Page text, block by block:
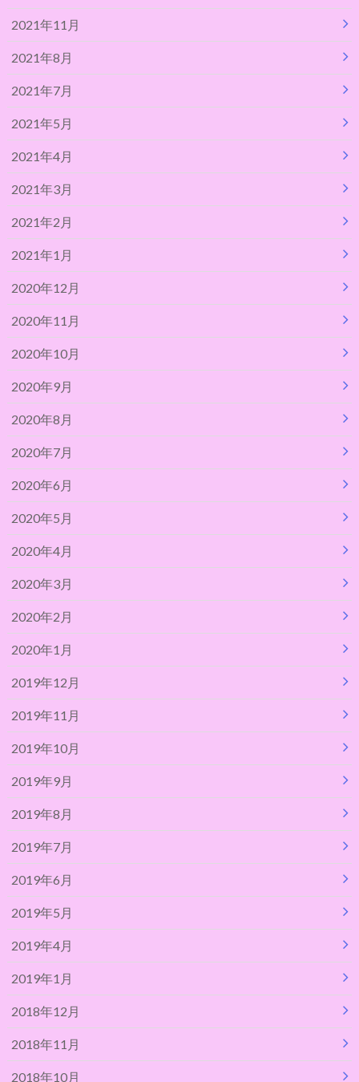
2021年11月
2021年8月
2021年7月
2021年5月
2021年4月
2021年3月
2021年2月
2021年1月
2020年12月
2020年11月
2020年10月
2020年9月
2020年8月
2020年7月
2020年6月
2020年5月
2020年4月
2020年3月
2020年2月
2020年1月
2019年12月
2019年11月
2019年10月
2019年9月
2019年8月
2019年7月
2019年6月
2019年5月
2019年4月
2019年1月
2018年12月
2018年11月
2018年10月